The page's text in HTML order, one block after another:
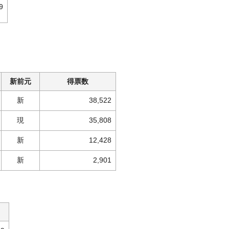
新前元 得票数
新 38,522
現 35,808
新 12,428
新 2,901